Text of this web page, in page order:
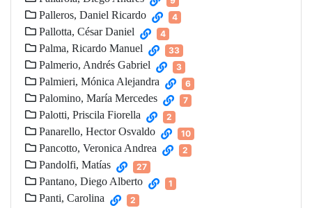
Palleros, Daniel Ricardo 4
Pallotta, César Daniel 4
Palma, Ricardo Manuel 33
Palmerio, Andrés Gabriel 3
Palmieri, Mónica Alejandra 6
Palomino, María Mercedes 7
Palotti, Priscila Fiorella 2
Panarello, Hector Osvaldo 10
Pancotto, Veronica Andrea 2
Pandolfi, Matías 27
Pantano, Diego Alberto 1
Panti, Carolina 2